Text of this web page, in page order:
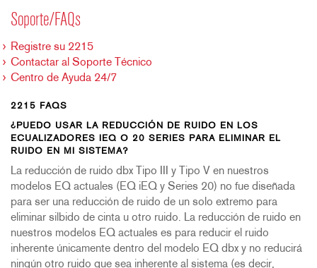
Soporte/FAQs
Registre su 2215
Contactar al Soporte Técnico
Centro de Ayuda 24/7
2215 FAQS
¿PUEDO USAR LA REDUCCIÓN DE RUIDO EN LOS
ECUALIZADORES IEQ O 20 SERIES PARA ELIMINAR EL
RUIDO EN MI SISTEMA?
La reducción de ruido dbx Tipo III y Tipo V en nuestros
modelos EQ actuales (EQ iEQ y Series 20) no fue diseñada
para ser una reducción de ruido de un solo extremo para
eliminar silbido de cinta u otro ruido. La reducción de ruido en
nuestros modelos EQ actuales es para reducir el ruido
inherente únicamente dentro del modelo EQ dbx y no reducirá
ningún otro ruido que sea inherente al sistema (es decir,